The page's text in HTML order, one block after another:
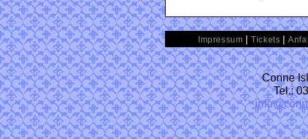
Impressum |Tickets |
Conne
Tel.: